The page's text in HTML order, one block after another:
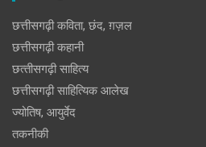
छत्तीसगढ़ी कविता, छंद, ग़ज़ल
छत्तीसगढ़ी कहानी
छत्‍तीसगढ़ी साहित्‍य
छत्तीसगढ़ी साहित्यिक आलेख
ज्योतिष, आयुर्वेद
तकनीकी